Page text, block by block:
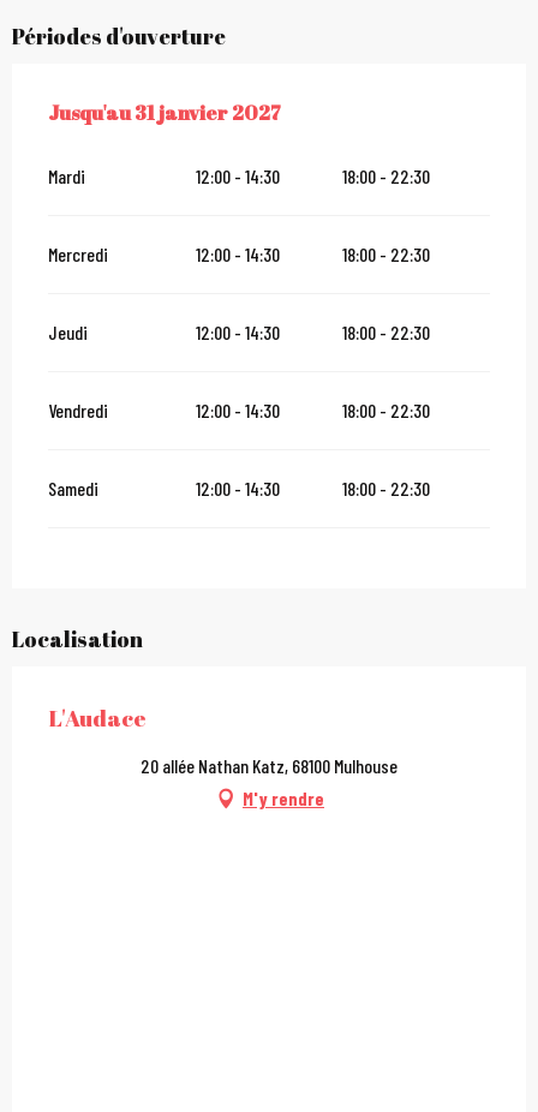
Périodes d'ouverture
DU2 JANVIER 2026AU31 JANVIER 2027
Jusqu'au31 janvier 2027
Mardi 12:00 - 14:30 18:00 - 22:30
Mercredi 12:00 - 14:30 18:00 - 22:30
Jeudi 12:00 - 14:30 18:00 - 22:30
Vendredi 12:00 - 14:30 18:00 - 22:30
Samedi 12:00 - 14:30 18:00 - 22:30
Localisation
L'Audace
20 allée Nathan Katz, 68100 Mulhouse
M'y rendre